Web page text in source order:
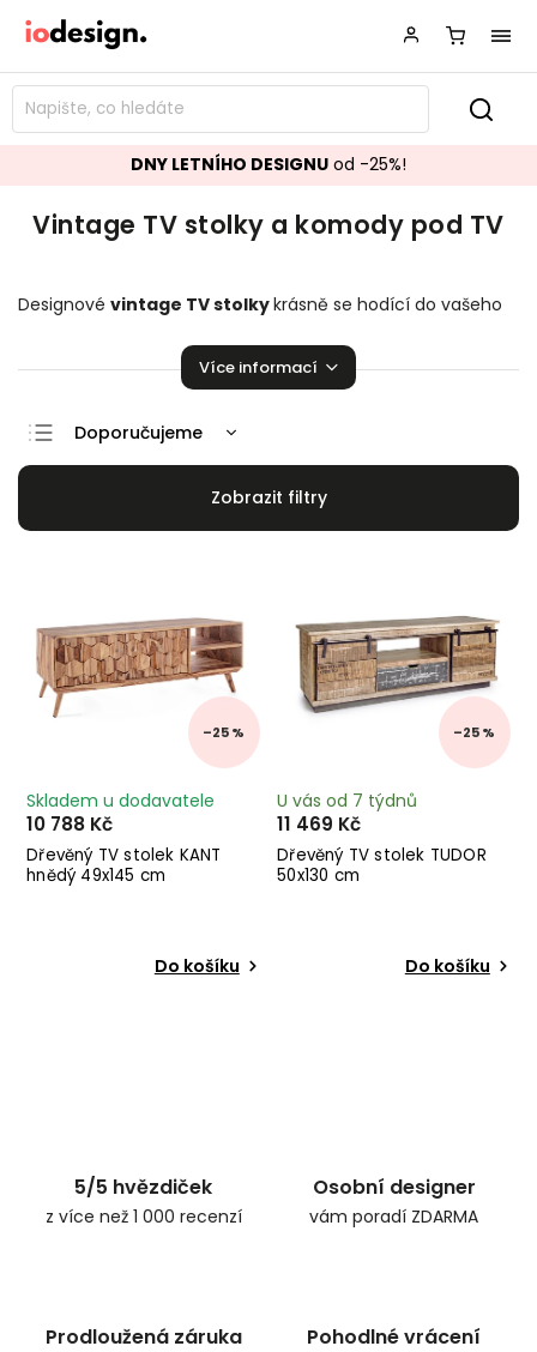
DNY LETNÍHO DESIGNU od -25%!
Vintage TV stolky a komody pod TV
Designové vintage TV stolkykrásně se hodící do vašeho
zaručeně pozvednou úroveň vaší domácnosti!
Více informací
Doporučujeme
Nejlevnější
–25 %
Dřevěný TV stolek KANT
hnědý 49x145 cm
Skladem u dodavatele
10 788 Kč
Do košíku
–25 %
Dřevěný TV stolek TUDOR
50x130 cm
U vás od 7 týdnů
11 469 Kč
Do košíku
5/5 hvězdiček
z více než 1 000 recenzí
Osobní designer
vám poradí ZDARMA
Prodloužená záruka Pohodlné vrácení